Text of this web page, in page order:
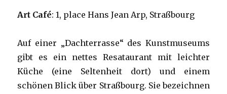
Art Café: 1, place Hans Jean Arp, Straßbourg
Auf einer „Dachterrasse“ des Kunstmuseums
gibt es ein nettes Resataurant mit leichter
Küche (eine Seltenheit dort) und einem
schönen Blick über Straßbourg. Sie bezeichnen